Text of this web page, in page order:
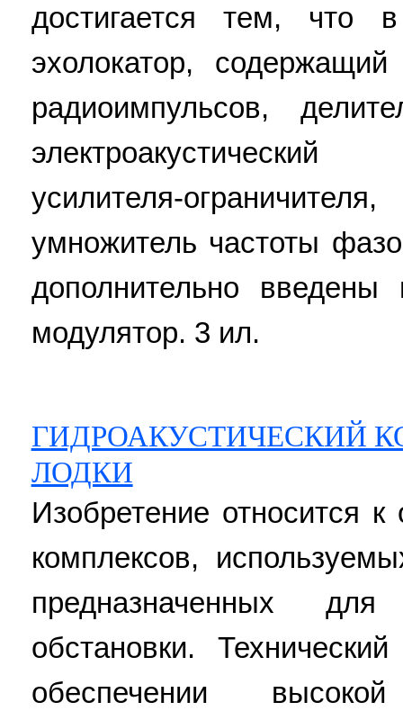
достигается тем, что в
эхолокатор, содержащий
радиоимпульсов,
усилителя-
умножитель частоты
дополнительно введены
модулятор. 3 ил.
ГИДРОАКУСТИЧЕСКИЙ
ЛОДКИ
Изобретение относится к
комплексов,
предназначенных
обстановки.
обеспечении